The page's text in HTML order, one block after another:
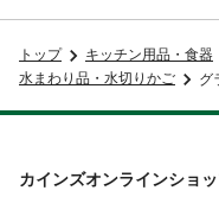
トップ キッチン用品・食器
水まわり品・水切りかご
グ
カインズオンラインショ